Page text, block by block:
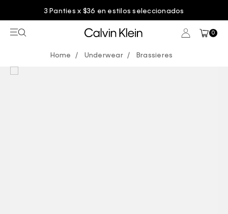
3 Panties x $36 en estilos seleccionados
0
Underwear Brassieres